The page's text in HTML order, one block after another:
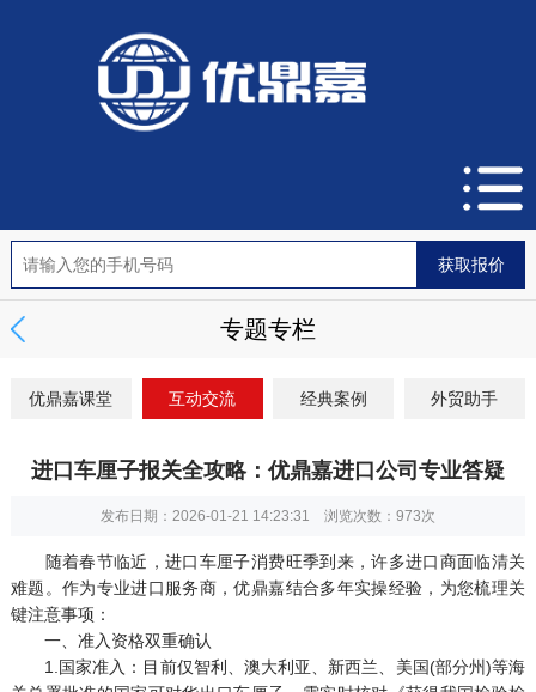
专题专栏
优鼎嘉课堂 互动交流 经典案例 外贸助手
进口车厘子报关全攻略：优鼎嘉进口公司专业答疑
发布日期：2026-01-21 14:23:31 浏览次数： 973次
随着春节临近，进口车厘子消费旺季到来，许多进口商面临清关
难题。作为专业进口服务商，优鼎嘉结合多年实操经验，为您梳理关
键注意事项：
一、准入资格双重确认
1.国家准入：目前仅智利、澳大利亚、新西兰、美国(部分州)等海